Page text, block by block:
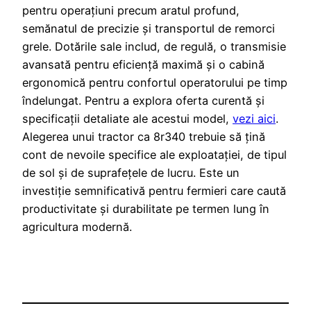
pentru operațiuni precum aratul profund,
semănatul de precizie și transportul de remorci
grele. Dotările sale includ, de regulă, o transmisie
avansată pentru eficiență maximă și o cabină
ergonomică pentru confortul operatorului pe timp
îndelungat. Pentru a explora oferta curentă și
specificații detaliate ale acestui model, vezi aici.
Alegerea unui tractor ca 8r340 trebuie să țină
cont de nevoile specifice ale exploatației, de tipul
de sol și de suprafețele de lucru. Este un
investiție semnificativă pentru fermieri care caută
productivitate și durabilitate pe termen lung în
agricultura modernă.